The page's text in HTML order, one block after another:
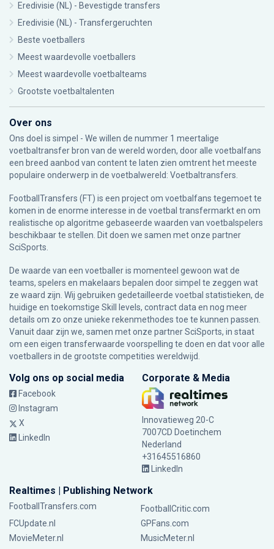
Eredivisie (NL) - Bevestigde transfers
Eredivisie (NL) - Transfergeruchten
Beste voetballers
Meest waardevolle voetballers
Meest waardevolle voetbalteams
Grootste voetbaltalenten
Over ons
Ons doel is simpel - We willen de nummer 1 meertalige
voetbaltransfer bron van de wereld worden, door alle voetbalfans
een breed aanbod van content te laten zien omtrent het meeste
populaire onderwerp in de voetbalwereld: Voetbaltransfers.
FootballTransfers (FT) is een project om voetbalfans tegemoet te
komen in de enorme interesse in de voetbal transfermarkt en om
realistische op algoritme gebaseerde waarden van voetbalspelers
beschikbaar te stellen. Dit doen we samen met onze partner
SciSports.
De waarde van een voetballer is momenteel gewoon wat de
teams, spelers en makelaars bepalen door simpel te zeggen wat
ze waard zijn. Wij gebruiken gedetailleerde voetbal statistieken, de
huidige en toekomstige Skill levels, contract data en nog meer
details om zo onze unieke rekenmethodes toe te kunnen passen.
Vanuit daar zijn we, samen met onze partner SciSports, in staat
om een eigen transferwaarde voorspelling te doen en dat voor alle
voetballers in de grootste competities wereldwijd.
Volg ons op social media
Facebook
Instagram
X
LinkedIn
Corporate & Media
Innovatieweg 20-C
7007CD Doetinchem
Nederland
+31645516860
LinkedIn
Realtimes | Publishing Network
FootballTransfers.com
FootballCritic.com
FCUpdate.nl
GPFans.com
MovieMeter.nl
MusicMeter.nl